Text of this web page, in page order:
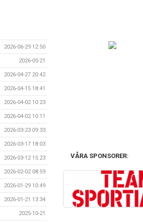
2026-06-29 12:50
2026-05-21
2026-04-27 20:42
2026-04-15 18:41
2026-04-02 10:23
2026-04-02 10:11
2026-03-23 09:33
2026-03-17 18:03
2026-03-12 15:23
2026-02-02 08:59
2026-01-29 10:49
2026-01-21 13:34
2025-10-21
VÅRA SPONSORER: